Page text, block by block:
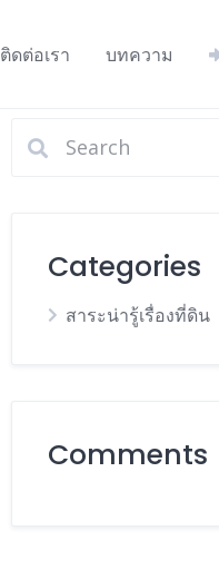
ติดต่อเรา บทความ
Categories
สาระน่ารู้เรื่องที่ดิน
Comments